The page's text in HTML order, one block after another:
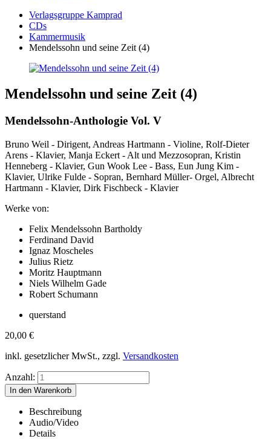
Verlagsgruppe Kamprad
CDs
Kammermusik
Mendelssohn und seine Zeit (4)
Mendelssohn und seine Zeit (4)
Mendelssohn-Anthologie Vol. V
Bruno Weil - Dirigent, Andreas Hartmann - Violine, Rolf-Dieter
Arens - Klavier, Manja Eckert - Alt und Mezzosopran, Kristin
Henneberg - Klavier, Gun Wook Lee - Bass, Eun Jung Kim -
Klavier, Ulrike Fulde - Sopran, Bernhard Müller- Orgel, Albrecht
Hartmann - Klavier, Dirk Fischbeck - Klavier
Werke von:
Felix Mendelssohn Bartholdy
Ferdinand David
Ignaz Moscheles
Julius Rietz
Moritz Hauptmann
Niels Wilhelm Gade
Robert Schumann
querstand
20,00 €
inkl. gesetzlicher MwSt., zzgl. Versandkosten
Anzahl:
Beschreibung
Audio/Video
Details